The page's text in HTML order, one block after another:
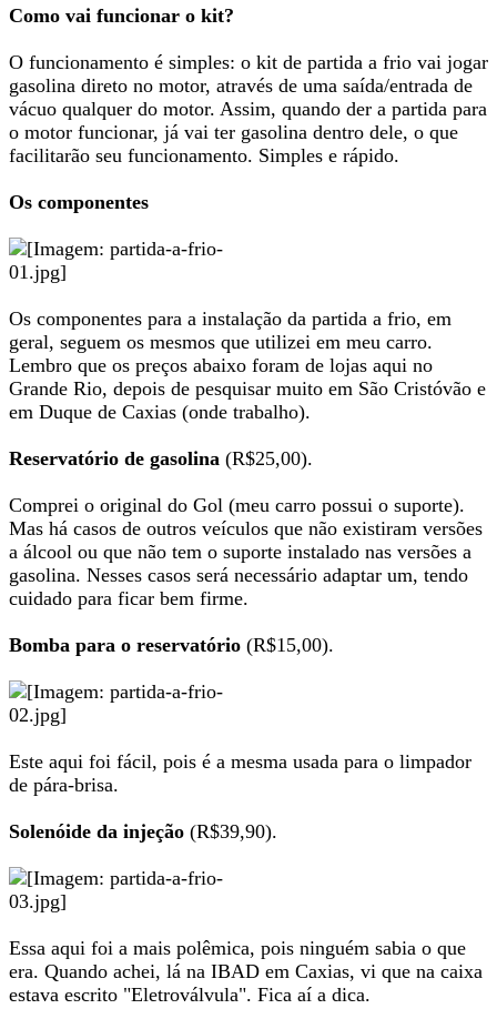
Como vai funcionar o kit?
O funcionamento é simples: o kit de partida a frio vai jogar
gasolina direto no motor, através de uma saída/entrada de
vácuo qualquer do motor. Assim, quando der a partida para
o motor funcionar, já vai ter gasolina dentro dele, o que
facilitarão seu funcionamento. Simples e rápido.
Os componentes
Os componentes para a instalação da partida a frio, em
geral, seguem os mesmos que utilizei em meu carro.
Lembro que os preços abaixo foram de lojas aqui no
Grande Rio, depois de pesquisar muito em São Cristóvão e
em Duque de Caxias (onde trabalho).
Reservatório de gasolina (R$25,00).
Comprei o original do Gol (meu carro possui o suporte).
Mas há casos de outros veículos que não existiram versões
a álcool ou que não tem o suporte instalado nas versões a
gasolina. Nesses casos será necessário adaptar um, tendo
cuidado para ficar bem firme.
Bomba para o reservatório (R$15,00).
Este aqui foi fácil, pois é a mesma usada para o limpador
de pára-brisa.
Solenóide da injeção (R$39,90).
Essa aqui foi a mais polêmica, pois ninguém sabia o que
era. Quando achei, lá na IBAD em Caxias, vi que na caixa
estava escrito "Eletroválvula". Fica aí a dica.